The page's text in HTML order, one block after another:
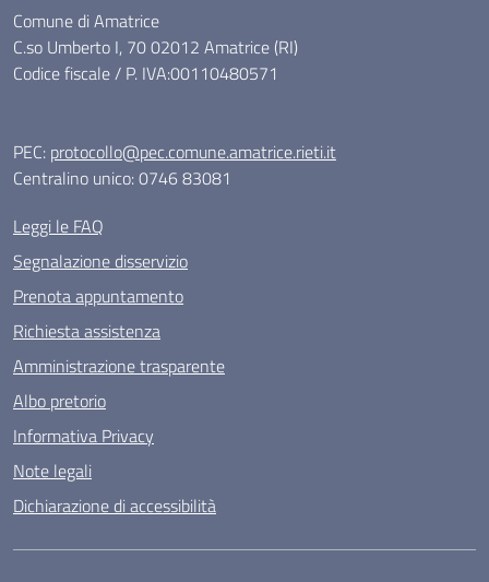
Comune di Amatrice
C.so Umberto I, 70 02012 Amatrice (RI)
Codice fiscale / P. IVA:00110480571
PEC: protocollo@pec.comune.amatrice.rieti.it
Centralino unico: 0746 83081
Leggi le FAQ
Segnalazione disservizio
Prenota appuntamento
Richiesta assistenza
Amministrazione trasparente
Albo pretorio
Informativa Privacy
Note legali
Dichiarazione di accessibilità